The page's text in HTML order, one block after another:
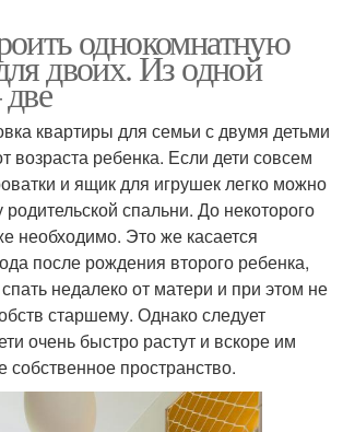
однокомнатную
двоих. Из одной
квартиры для семьи с двумя детьми
возраста ребенка. Если дети совсем
и ящик для игрушек легко можно
родительской спальни. До некоторого
необходимо. Это же касается
после рождения второго ребенка,
недалеко от матери и при этом не
старшему. Однако следует
очень быстро растут и вскоре им
собственное пространство.